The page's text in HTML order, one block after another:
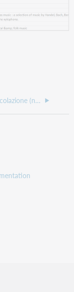
Report Circolazione (non WMS)